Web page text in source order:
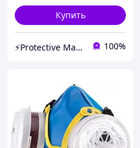
Купить
⚡️Protective Market⚡️- НАЛИЧНЫЙ И БЕЗНАЛИЧНЫЙ РАСЧЕТ , НДС 100%